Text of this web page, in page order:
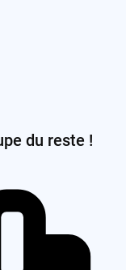
du reste !